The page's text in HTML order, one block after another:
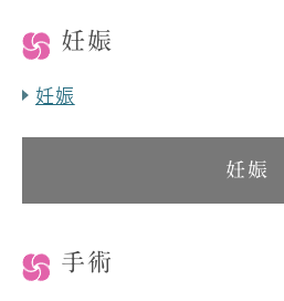
妊娠
妊娠
妊娠
手術